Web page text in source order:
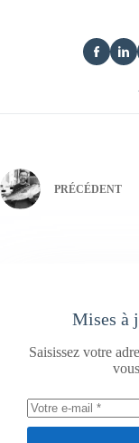
PRÉCÉDENT
Mises à
Saisissez votre